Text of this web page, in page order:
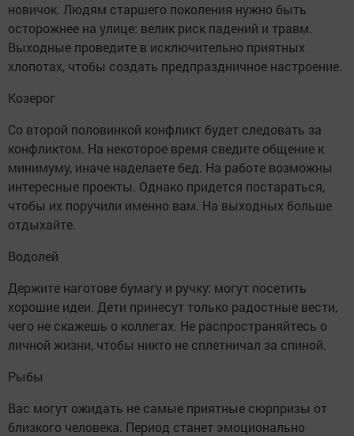
новичок. Людям старшего поколения нужно быть
осторожнее на улице: велик риск падений и травм.
Выходные проведите в исключительно приятных
хлопотах, чтобы создать предпраздничное настроение.
Козерог
Со второй половинкой конфликт будет следовать за
конфликтом. На некоторое время сведите общение к
минимуму, иначе наделаете бед. На работе возможны
интересные проекты. Однако придется постараться,
чтобы их поручили именно вам. На выходных больше
отдыхайте.
Водолей
Держите наготове бумагу и ручку: могут посетить
хорошие идеи. Дети принесут только радостные вести,
чего не скажешь о коллегах. Не распространяйтесь о
личной жизни, чтобы никто не сплетничал за спиной.
Рыбы
Вас могут ожидать не самые приятные сюрпризы от
близкого человека. Период станет эмоционально